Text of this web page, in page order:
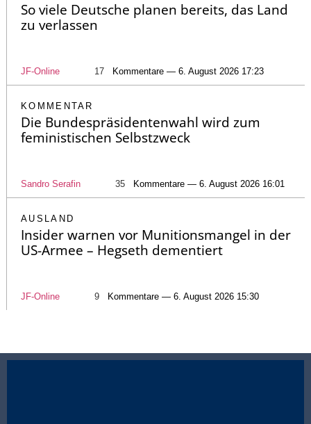
So viele Deutsche planen bereits, das Land
zu verlassen
JF-Online 17 Kommentare — 6. August 2026 17:23
KOMMENTAR
Die Bundespräsidentenwahl wird zum
feministischen Selbstzweck
Sandro Serafin 35 Kommentare — 6. August 2026 16:01
AUSLAND
Insider warnen vor Munitionsmangel in der
US-Armee – Hegseth dementiert
JF-Online 9 Kommentare — 6. August 2026 15:30